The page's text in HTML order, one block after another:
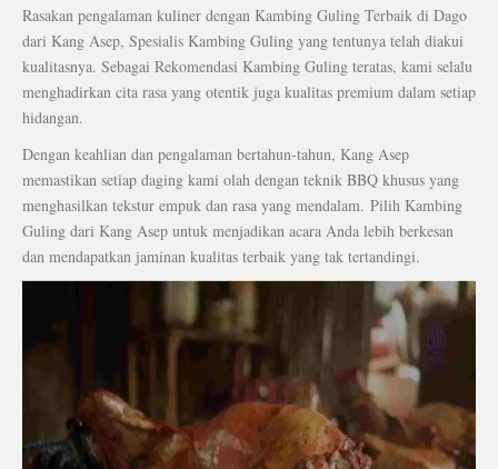
Rasakan pengalaman kuliner dengan Kambing Guling Terbaik di Dago
dari Kang Asep, Spesialis Kambing Guling yang tentunya telah diakui
kualitasnya. Sebagai Rekomendasi Kambing Guling teratas, kami selalu
menghadirkan cita rasa yang otentik juga kualitas premium dalam setiap
hidangan.
Dengan keahlian dan pengalaman bertahun-tahun, Kang Asep
memastikan setiap daging kami olah dengan teknik BBQ khusus yang
menghasilkan tekstur empuk dan rasa yang mendalam. Pilih Kambing
Guling dari Kang Asep untuk menjadikan acara Anda lebih berkesan
dan mendapatkan jaminan kualitas terbaik yang tak tertandingi.